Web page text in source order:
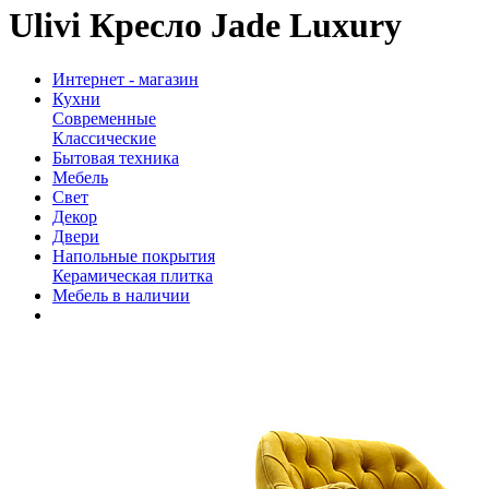
Ulivi Кресло Jade Luxury
Интернет - магазин
Кухни
Современные
Классические
Бытовая техника
Мебель
Свет
Декор
Двери
Напольные покрытия
Керамическая плитка
Мебель в наличии